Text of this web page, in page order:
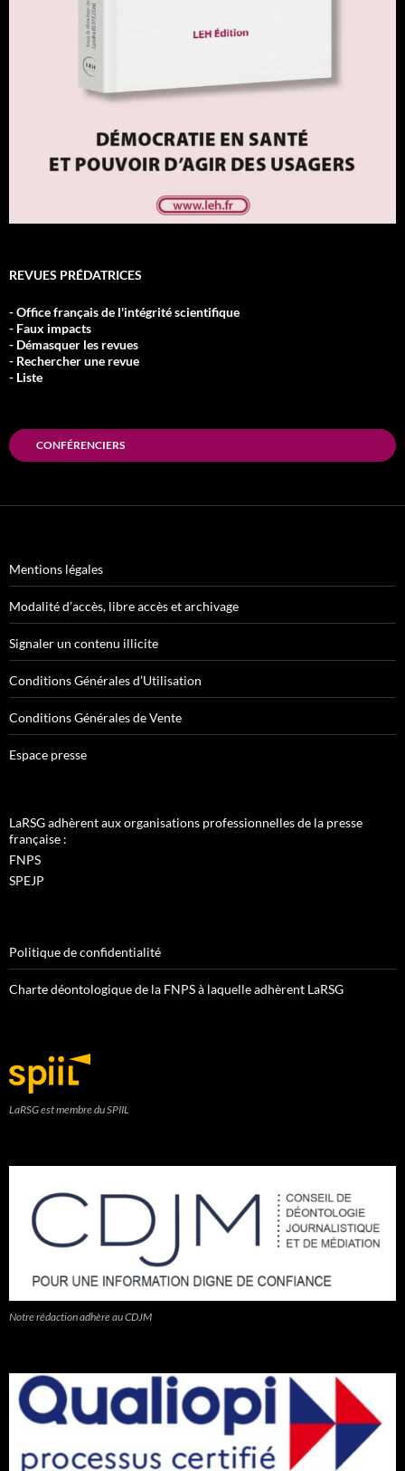
REVUES PRÉDATRICES
- Office français de l'intégrité scientifique
- Faux impacts
- Démasquer les revues
- Rechercher une revue
- Liste
CONFÉRENCIERS
Mentions légales
Modalité d’accès, libre accès et archivage
Signaler un contenu illicite
Conditions Générales d’Utilisation
Conditions Générales de Vente
Espace presse
LaRSG adhèrent aux organisations professionnelles de la presse
française :
FNPS
SPEJP
Politique de confidentialité
Charte déontologique de la FNPS à laquelle adhèrent LaRSG
LaRSG est membre du SPIIL
Notre rédaction adhère au CDJM